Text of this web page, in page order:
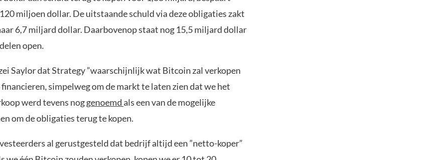
miljoen dollar. De uitstaande schuld via deze obligaties zakt
6,7 miljard dollar. Daarbovenop staat nog 15,5 miljard dollar
open.
Saylor dat Strategy ”waarschijnlijk wat Bitcoin zal verkopen
simpelweg om de markt te laten zien dat we het
werd tevens noggenoemdals een van de mogelijke
om de obligaties terug te kopen.
al gerustgesteld dat bedrijf altijd een ”netto-koper”